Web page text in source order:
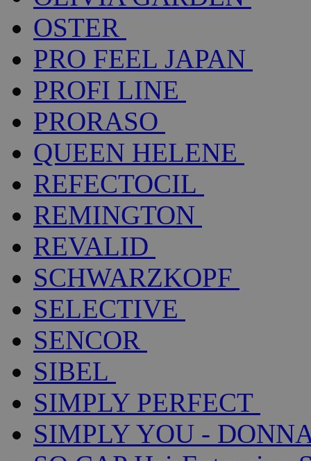
OSTER
PRO FEEL JAPAN
PROFI LINE
PRORASO
QUEEN HELENE
REFECTOCIL
REMINGTON
REVALID
SCHWARZKOPF
SELECTIVE
SENCOR
SIBEL
SIMPLY PERFECT
SIMPLY YOU -